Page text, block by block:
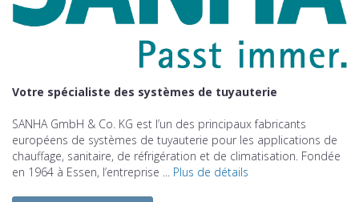
Votre spécialiste des systèmes de tuyauterie
SANHA GmbH & Co. KG est l’un des principaux fabricants
européens de systèmes de tuyauterie pour les applications de
chauffage, sanitaire, de réfrigération et de climatisation. Fondée
en 1964 à Essen, l’entreprise ... Plus de détails